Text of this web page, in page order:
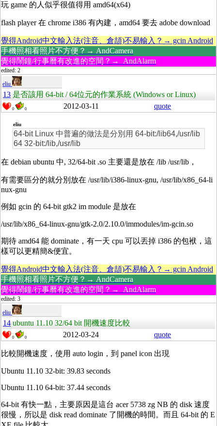
玩 game 的人似乎很值得用 amd64(x64)
flash player 在 chrome i386 有內建，amd64 要去 adobe download
覺得Android中文輸入法(注音、倉頡)不易輸入？→ gcin Android
手機照相看照片不方便？→ AndCamera
覺得鬧鐘/行事曆有改進的空間？→ AndAlarm
edited: 2
eliu
13 是否該用 64-bit / 64位元的作業系統 (Windows or Linux)
0 0 2012-03-11 quote
eliu
64-bit Linux 中普遍的做法是分別用 64-bit:/lib64,/usr/lib
64 32-bit:/lib,/usr/lib
在 debian ubuntu 中, 32/64-bit .so 主要還是放在 /lib /usr/lib，
有需要區分的就分別放在 /usr/lib/i386-linux-gnu, /usr/lib/x86_64-li
nux-gnu
例如 gcin 的 64-bit gtk2 im module 是放在
/usr/lib/x86_64-linux-gnu/gtk-2.0/2.10.0/immodules/im-gcin.so
期待 amd64 能 dominate，有一天 cpu 可以丟掉 i386 的包袱，這
樣可以更精簡&便宜。
覺得Android中文輸入法(注音、倉頡)不易輸入？→ gcin Android
手機照相看照片不方便？→ AndCamera
覺得鬧鐘/行事曆有改進的空間？→ AndAlarm
edited: 3
eliu
14 ubuntu 11.10 32/64 bit 開機速度比較
0 0 2012-03-24 quote
比較開機速度，使用 auto login，到 panel icon 出現
Ubuntu 11.10 32-bit: 39.83 seconds
Ubuntu 11.10 64-bit: 37.44 seconds
64-bit 有快一點，主要原因是這台 acer 5738 zg NB 的 disk 速度
很慢，所以是 disk read dominate 了開機的時間。而且 64-bit 的 E